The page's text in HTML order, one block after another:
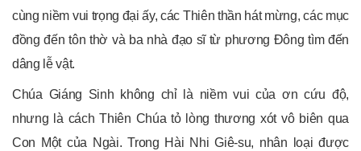
cùng niềm vui trọng đại ấy, các Thiên thần hát mừng, các mục
đồng đến tôn thờ và ba nhà đạo sĩ từ phương Đông tìm đến
dâng lễ vật.
Chúa Giáng Sinh không chỉ là niềm vui của ơn cứu độ,
nhưng là cách Thiên Chúa tỏ lòng thương xót vô biên qua
Con Một của Ngài. Trong Hài Nhi Giê-su, nhân loại được